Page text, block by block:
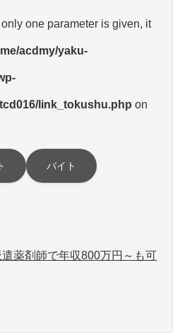
one parameter is given, it
acdmy/yaku-
link_tokushu.php on
バイト
薬剤師で年収800万円～も可